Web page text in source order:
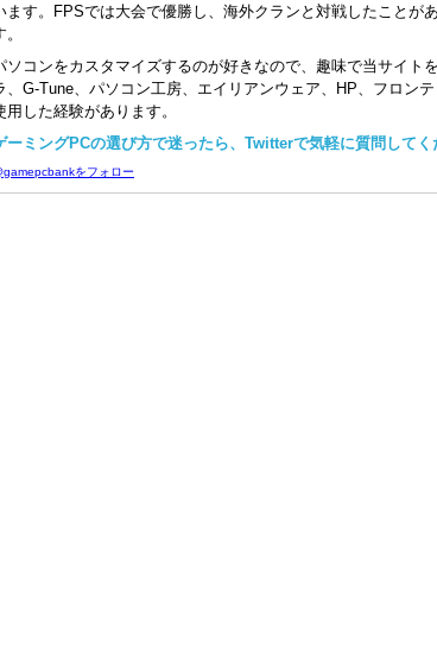
ます。FPSでは大会で優勝し、海外クランと対戦したことが
。
ソコンをカスタマイズするのが好きなので、趣味で当サイト
、G-Tune、パソコン工房、エイリアンウェア、HP、フロン
用した経験があります。
ーミングPCの選び方で迷ったら、Twitterで気軽に質問して
をフォロー